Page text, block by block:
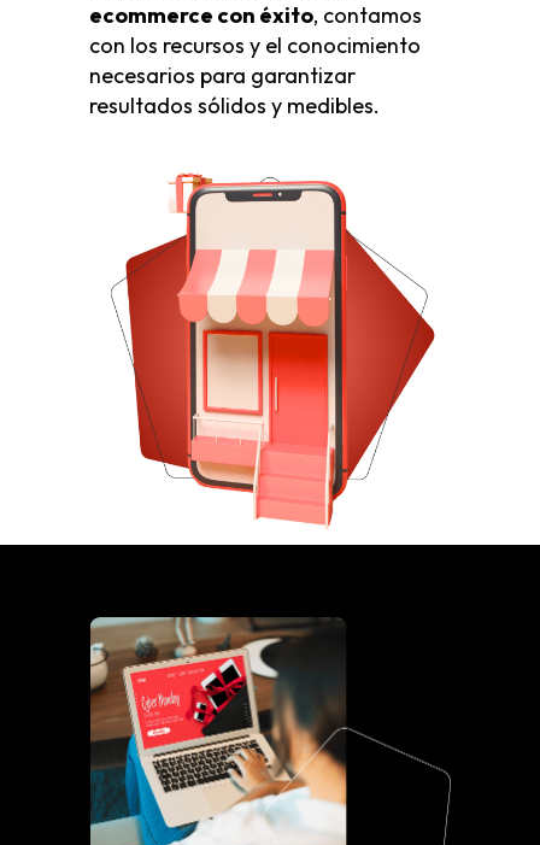
ecommerce con éxito, contamos
con los recursos y el conocimiento
necesarios para garantizar
resultados sólidos y medibles.